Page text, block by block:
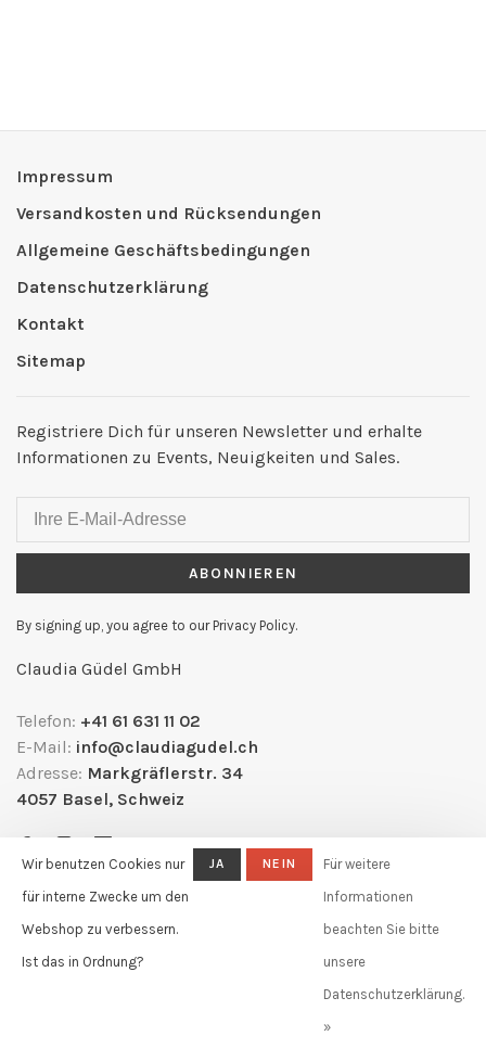
Impressum
Versandkosten und Rücksendungen
Allgemeine Geschäftsbedingungen
Datenschutzerklärung
Kontakt
Sitemap
Registriere Dich für unseren Newsletter und erhalte
Informationen zu Events, Neuigkeiten und Sales.
ABONNIEREN
By signing up, you agree to our Privacy Policy.
Claudia Güdel GmbH
Telefon: +41 61 631 11 02
E-Mail: info@claudiagudel.ch
Adresse: Markgräflerstr. 34
4057 Basel, Schweiz
Wir benutzen Cookies nur
für interne Zwecke um den
Webshop zu verbessern.
Ist das in Ordnung?
JA NEIN
Für weitere
Informationen
beachten Sie bitte
unsere
Datenschutzerklärung.
»